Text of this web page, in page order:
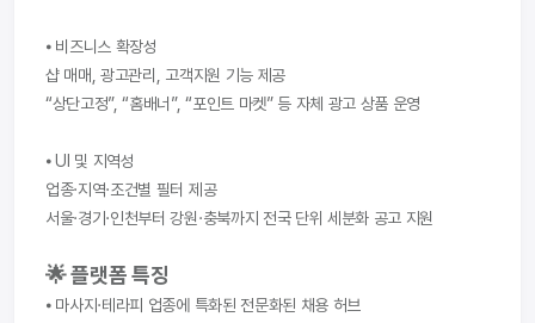
⦁ 비즈니스 확장성
샵 매매, 광고관리, 고객지원 기능 제공
“상단고정”, “홈배너”, “포인트 마켓” 등 자체 광고 상품 운영
⦁ UI 및 지역성
업종·지역·조건별 필터 제공
서울·경기·인천부터 강원·충북까지 전국 단위 세분화 공고 지원
🌟 플랫폼 특징
⦁ 마사지·테라피 업종에 특화된 전문화된 채용 허브